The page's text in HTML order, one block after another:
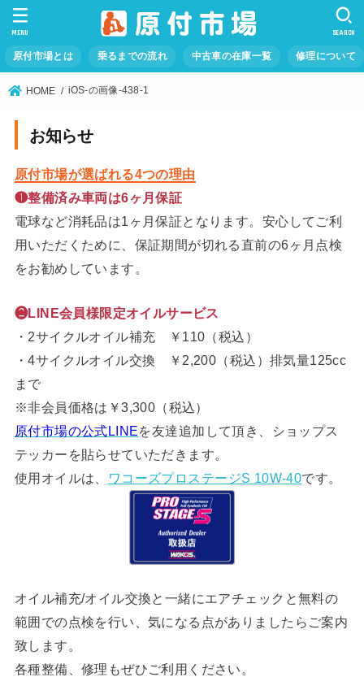
原付市場とは 乗るまでの流れ 中古車の在庫一覧 修理について
SEARCH
MENU
HOME iOS-の画像-438-1
お知らせ
原付市場が選ばれる4つの理由
❶整備済み車両は6ヶ月保証
電球など消耗品は1ヶ月保証となります。安心してご利
用いただくために、保証期間が切れる直前の6ヶ月点検
をお勧めしています。
❷LINE会員様限定オイルサービス
・2サイクルオイル補充 ￥110（税込）
・4サイクルオイル交換 ￥2,200（税込）排気量125cc
まで
※非会員価格は￥3,300（税込）
原付市場の公式LINEを友達追加して頂き、ショップス
テッカーを貼らせていただきます。
使用オイルは、
ワコーズプロステージS 10W-40です。
オイル補充/オイル交換と一緒にエアチェックと無料の
範囲での点検を行い、気になる点がありましたらご案内
致します。
各種整備、修理もぜひご利用ください。